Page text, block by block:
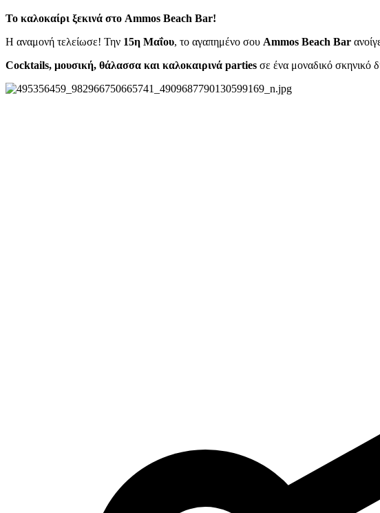
Το καλοκαίρι ξεκινά στο Ammos Beach Bar!
Η αναμονή τελείωσε! Την 15η Μαΐου, το αγαπημένο σου Ammos Beach Bar
Cocktails, μουσική, θάλασσα και καλοκαιρινά parties σε ένα μοναδικό σκηνικό